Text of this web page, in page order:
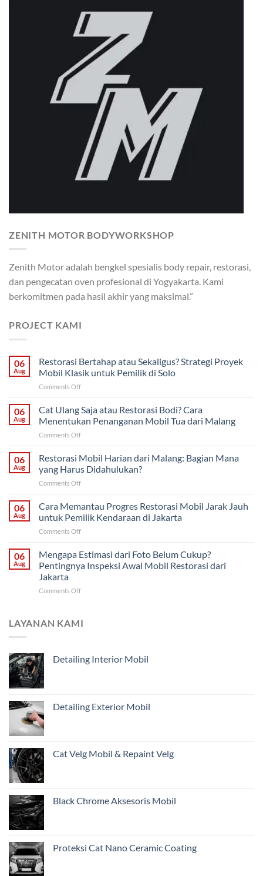
ZENITH MOTOR BODYWORKSHOP
Zenith Motor adalah bengkel spesialis body repair, restorasi,
dan pengecatan oven profesional di Yogyakarta. Kami
berkomitmen pada hasil akhir yang maksimal.”
PROJECT KAMI
06
Aug
Restorasi Bertahap atau Sekaligus? Strategi Proyek
Mobil Klasik untuk Pemilik di Solo
Comments Offon
Bertahap
atau
Sekaligus?
Strategi
Mobil
Klasik
Solo
06
Aug
Cat Ulang Saja atau Restorasi Bodi? Cara
Menentukan Penanganan Mobil Tua dari Malang
Comments Offon
Ulang
Saja
atau
Restorasi
Cara
Menentukan
dari
Malang
06
Aug
Restorasi Mobil Harian dari Malang: Bagian Mana
yang Harus Didahulukan?
Comments Offon
Mobil
Harian
dari
Malang:
Mana
yang
06
Aug
Cara Memantau Progres Restorasi Mobil Jarak Jauh
untuk Pemilik Kendaraan di Jakarta
Comments Offon
Memantau
Progres
Restorasi
Jarak
Pemilik
06
Aug
Mengapa Estimasi dari Foto Belum Cukup?
Pentingnya Inspeksi Awal Mobil Restorasi dari
Jakarta
Comments Offon
dari
Pentingnya
dari
LAYANAN KAMI
Detailing Interior Mobil
Detailing Exterior Mobil
Cat Velg Mobil & Repaint Velg
Black Chrome Aksesoris Mobil
Proteksi Cat Nano Ceramic Coating